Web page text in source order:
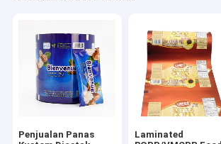
Penjualan Panas
Laminated